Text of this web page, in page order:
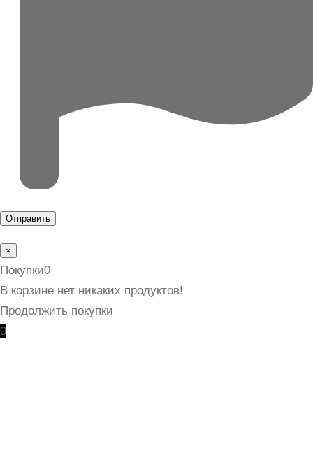
×
Покупки0
В корзине нет никаких продуктов!
Продолжить покупки
0